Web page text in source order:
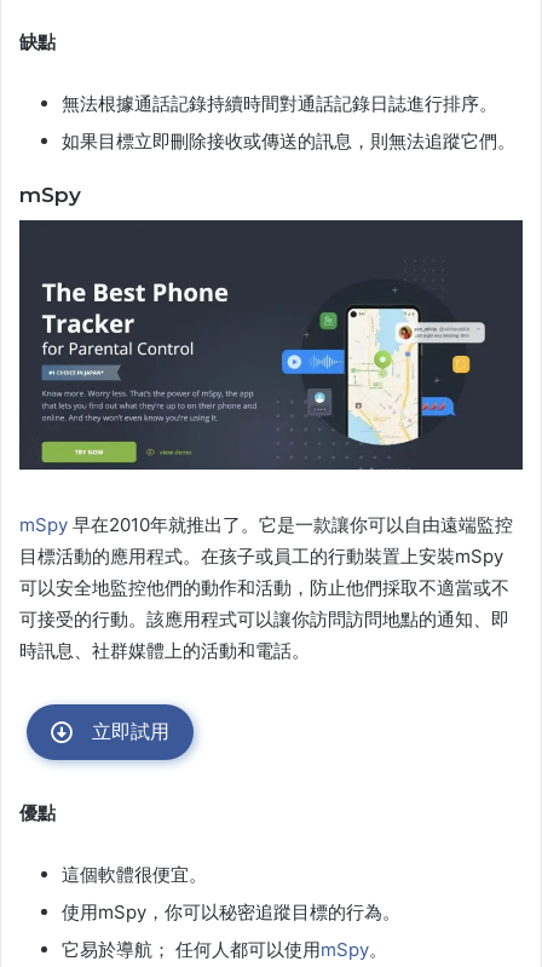
缺點
無法根據通話記錄持續時間對通話記錄日誌進行排序。
如果目標立即刪除接收或傳送的訊息，則無法追蹤它們。
mSpy
mSpy 早在2010年就推出了。它是一款讓你可以自由遠端監控
目標活動的應用程式。在孩子或員工的行動裝置上安裝mSpy
可以安全地監控他們的動作和活動，防止他們採取不適當或不
可接受的行動。該應用程式可以讓你訪問訪問地點的通知、即
時訊息、社群媒體上的活動和電話。
立即試用
優點
這個軟體很便宜。
使用mSpy，你可以秘密追蹤目標的行為。
它易於導航； 任何人都可以使用mSpy。